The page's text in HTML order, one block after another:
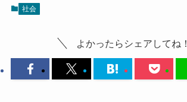
社会
よかったらシェアしてね！